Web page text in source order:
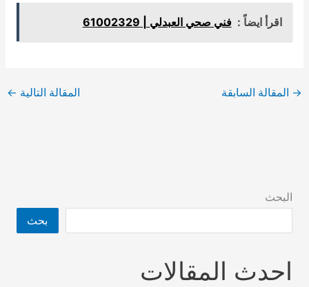
اقرأ ايضاً : فني صحي العبدلي | 61002329
→ المقالة السابقة المقالة التالية ←
البحث
بحث
احدث المقالات